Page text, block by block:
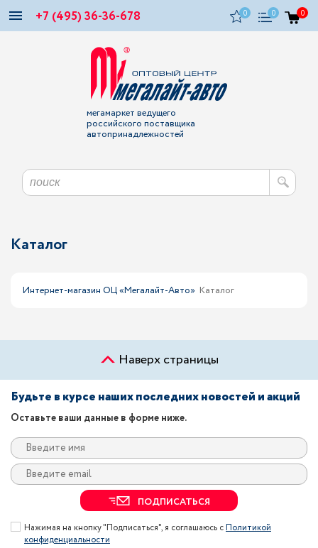
+7 (495) 36-36-678 0 0 0
мегамаркет ведущего
российского поставщика
автопринадлежностей
Каталог
Интернет-магазин ОЦ «Мегалайт-Авто» Каталог
Наверх страницы
Будьте в курсе наших последних новостей и акций
Оставьте ваши данные в форме ниже.
ПОДПИСАТЬСЯ
Нажимая на кнопку "Подписаться", я соглашаюсь сПолитикой
конфиденциальности